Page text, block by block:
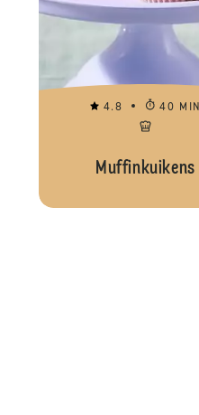
4.8 40 MIN
Muffinkuikens